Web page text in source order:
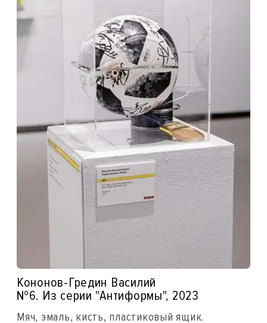
Кононов-Гредин Василий
№6. Из серии "Антиформы", 2023
Мяч, эмаль, кисть, пластиковый ящик.